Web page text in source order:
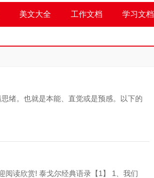
美文大全 工作文档 学习文档
绪。也就是本能、直觉或是预感。以下的
阅读欣赏! 泰戈尔经典语录【1】 1、我们